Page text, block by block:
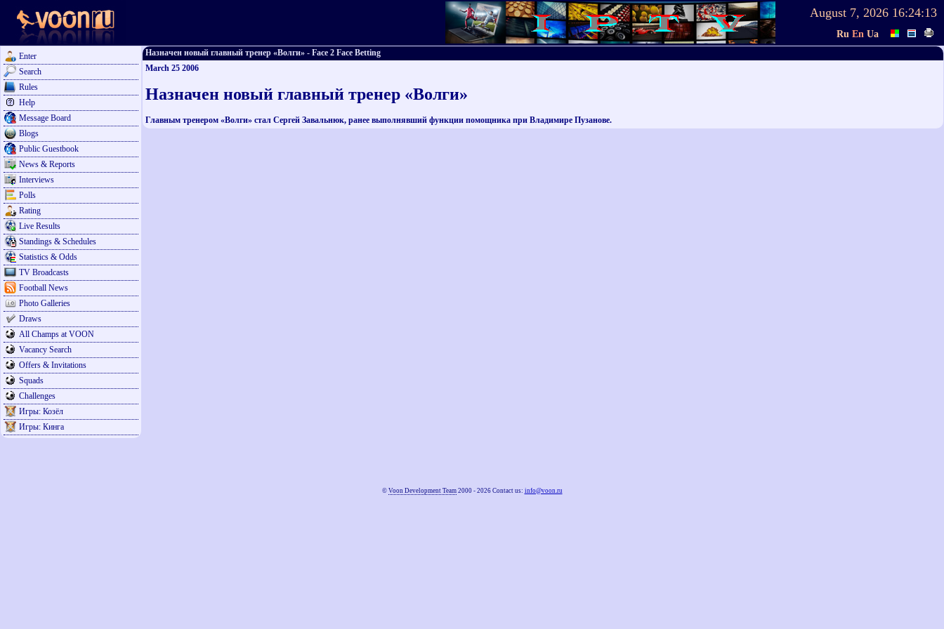
August 7, 2026 16:24:13
Ru En Ua
Enter
Search
Rules
Help
Message Board
Blogs
Public Guestbook
News & Reports
Interviews
Polls
Rating
Live Results
Standings & Schedules
Statistics & Odds
TV Broadcasts
Football News
Photo Galleries
Draws
All Champs at VOON
Vacancy Search
Offers & Invitations
Squads
Challenges
Игры: Козёл
Игры: Кинга
Назначен новый главный тренер «Волги» - Face 2 Face Betting
March 25 2006
Назначен новый главный тренер «Волги»
Главным тренером «Волги» стал Сергей Завальнюк, ранее выполнявший функции помощника при Владимире Пузанове.
© Voon Development Team2000 - 2026 Contact us: info@voon.ru